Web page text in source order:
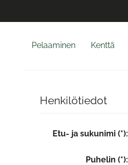
Pelaaminen Kenttä
Henkilötiedot
Etu- ja sukunimi (*):
Puhelin (*):